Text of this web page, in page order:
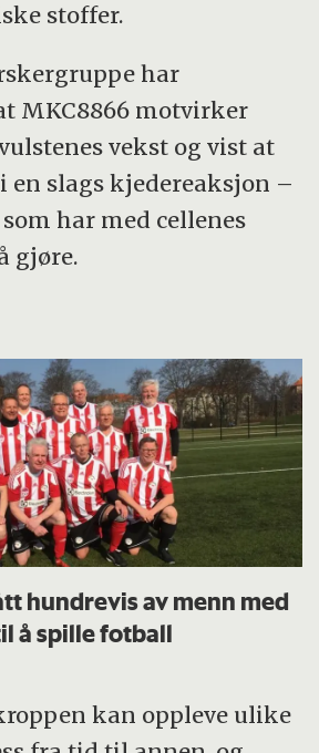
stoffer.
har
MKC8866 motvirker
vekst og vist at
en slags kjedereaksjon –
har med cellenes
gjøre.
hundrevis av menn med
å spille fotball
kan oppleve ulike